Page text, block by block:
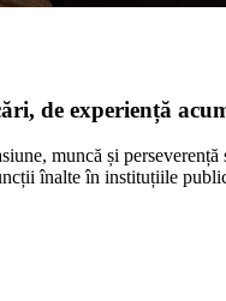
de experiență
muncă și
înalte în instituțiile